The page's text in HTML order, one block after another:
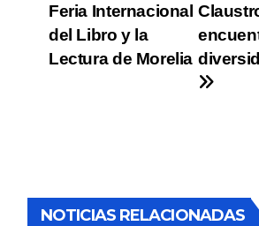
Feria Internacional
del Libro y la
Lectura de Morelia
NOTICIAS RELACIONADAS